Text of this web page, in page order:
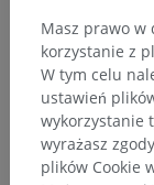
POBIERZ
Masz prawo w
korzystanie z
W tym celu
ustawień
wykorzystanie
wyrażasz
plików Cookie